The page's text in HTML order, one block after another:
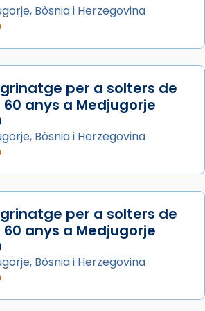
a la Catedral de Barcelona.
santes Juliana i
i màrtirs.
història de sant Cugat, a
Mitjana sorgeix la tradició
Bòsnia i Herzegovina
per a solters de
60 anys a Medjugorje
Bòsnia i Herzegovina
per a solters de
60 anys a Medjugorje
Bòsnia i Herzegovina